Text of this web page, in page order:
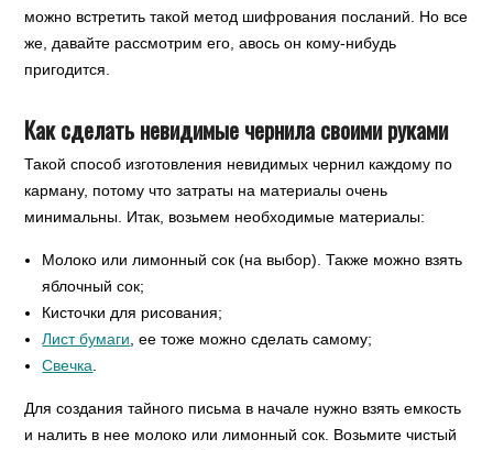
можно встретить такой метод шифрования посланий. Но все
же, давайте рассмотрим его, авось он кому-нибудь
пригодится.
Как сделать невидимые чернила своими руками
Такой способ изготовления невидимых чернил каждому по
карману, потому что затраты на материалы очень
минимальны. Итак, возьмем необходимые материалы:
Молоко или лимонный сок (на выбор). Также можно взять
яблочный сок;
Кисточки для рисования;
Лист бумаги , ее тоже можно сделать самому;
Свечка
Для создания тайного письма в начале нужно взять емкость
и налить в нее молоко или лимонный сок. Возьмите чистый